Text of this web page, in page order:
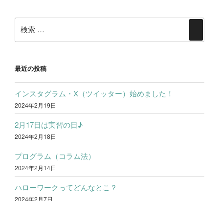
ン
索:
索
最近の投稿
インスタグラム・X（ツイッター）始めました！
2024年2月19日
2月17日は実習の日♪
2024年2月18日
プログラム（コラム法）
2024年2月14日
ハローワークってどんなとこ？
2024年2月7日